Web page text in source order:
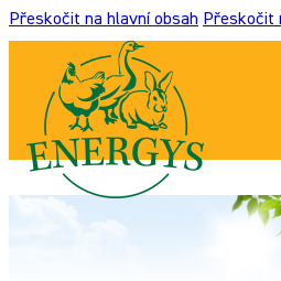
Přeskočit na hlavní obsah Přeskočit